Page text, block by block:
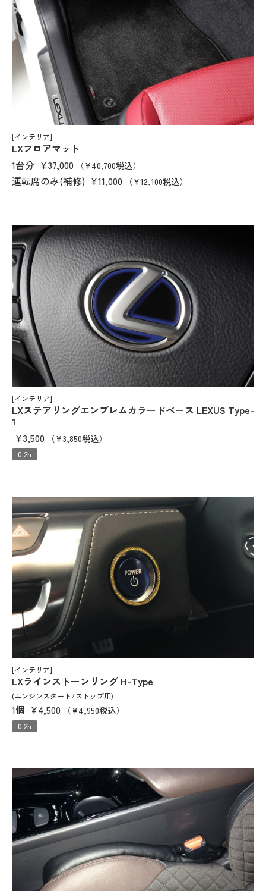
[インテリア]
LXフロアマット
1台分 ¥37,000 （¥40,700税込）
運転席のみ(補修) ¥11,000 （¥12,100税込）
[インテリア]
LXステアリングエンブレムカラードベース LEXUS Type-
1
¥3,500
（¥3,850税込）
0.2h
[インテリア]
LXラインストーンリング H-Type
(エンジンスタート/ストップ用)
1個 ¥4,500 （¥4,950税込）
0.2h